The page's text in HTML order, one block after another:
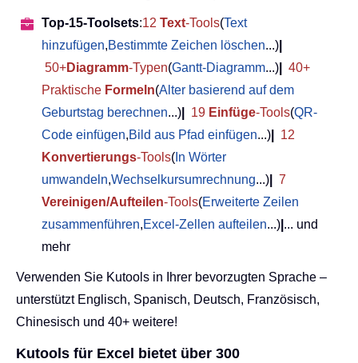
Top-15-Toolsets:12 Text-Tools(Text
hinzufügen,Bestimmte Zeichen löschen...)
50+Diagramm-Typen(Gantt-Diagramm...)
40+
Praktische Formeln(Alter basierend auf dem
Geburtstag berechnen...) 19 Einfüge-Tools(QR-
Code einfügen,Bild aus Pfad einfügen...)
12
Konvertierungs-Tools( In Wörter
umwandeln,Wechselkursumrechnung...)
7
Vereinigen/Aufteilen-Tools(Erweiterte Zeilen
zusammenführen,Excel-Zellen aufteilen...) ... und
mehr
Verwenden Sie Kutools in Ihrer bevorzugten Sprache –
unterstützt Englisch, Spanisch, Deutsch, Französisch,
Chinesisch und 40+ weitere!
Kutools für Excel bietet über 300